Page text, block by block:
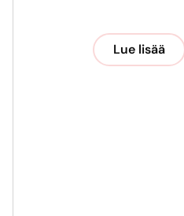
Lue lisää